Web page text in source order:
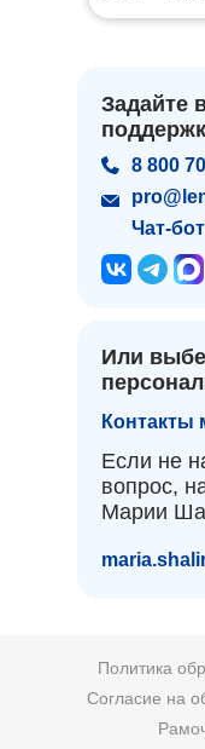
Или
Контакты
Если не
вопрос,
Марии
Задайте
8 800
Чат-
Политика
Согласие на